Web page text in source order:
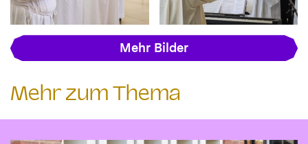
Mehr Bilder
Mehr zum Thema